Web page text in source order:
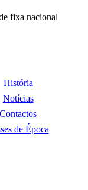
fixa nacional
História
Notícias
Contactos
de Época